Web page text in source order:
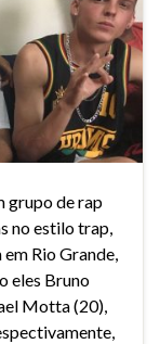
grupo de rap
no estilo trap,
Rio Grande,
eles Bruno
Motta (20),